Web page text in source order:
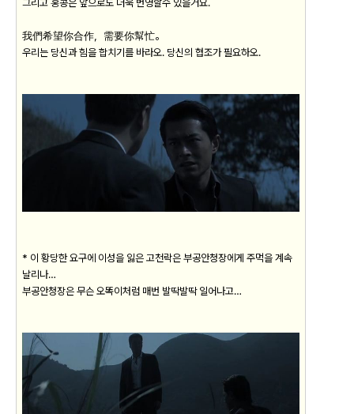
그리고 홍콩은 앞으로도 더욱 번영할수 있을거요.
我們希望你合作，需要你幫忙。
우리는 당신과 힘을 합치기를 바라오. 당신의 협조가 필요하오.
* 이 황당한 요구에 이성을 잃은 고천락은 부공안청장에게 주먹을 계속
날리나…
부공안청장은 무슨 오똑이처럼 매번 발딱발딱 일어나고…